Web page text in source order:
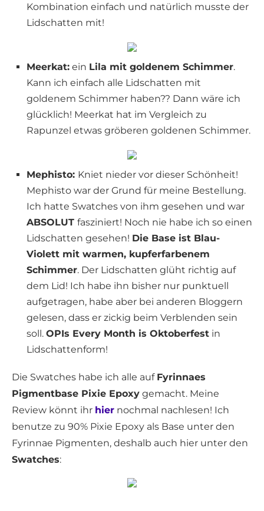
Kombination einfach und natürlich musste der
Lidschatten mit!
Meerkat: ein Lila mit goldenem Schimmer.
Kann ich einfach alle Lidschatten mit
goldenem Schimmer haben?? Dann wäre ich
glücklich! Meerkat hat im Vergleich zu
Rapunzel etwas gröberen goldenen Schimmer.
Mephisto: Kniet nieder vor dieser Schönheit!
Mephisto war der Grund für meine Bestellung.
Ich hatte Swatches von ihm gesehen und war
ABSOLUT fasziniert! Noch nie habe ich so einen
Lidschatten gesehen! Die Base ist Blau-
Violett mit warmen, kupferfarbenem
Schimmer. Der Lidschatten glüht richtig auf
dem Lid! Ich habe ihn bisher nur punktuell
aufgetragen, habe aber bei anderen Bloggern
gelesen, dass er zickig beim Verblenden sein
soll. OPIs Every Month is Oktoberfest in
Lidschattenform!
Die Swatches habe ich alle auf Fyrinnaes
Pigmentbase Pixie Epoxy gemacht. Meine
Review könnt ihr hier nochmal nachlesen! Ich
benutze zu 90% Pixie Epoxy als Base unter den
Fyrinnae Pigmenten, deshalb auch hier unter den
Swatches: